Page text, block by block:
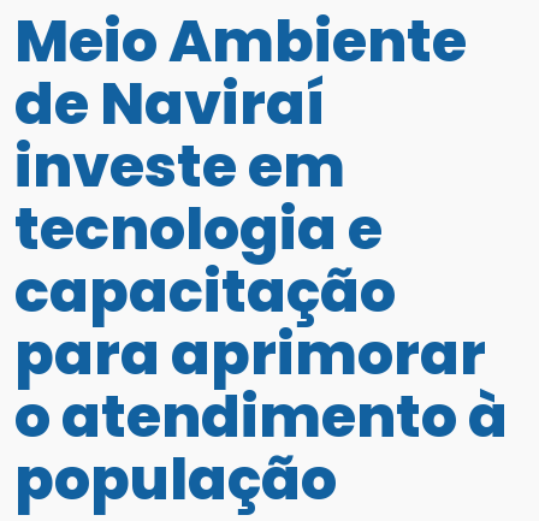
Meio Ambiente
de Naviraí
investe em
tecnologia e
capacitação
para aprimorar
o atendimento à
população